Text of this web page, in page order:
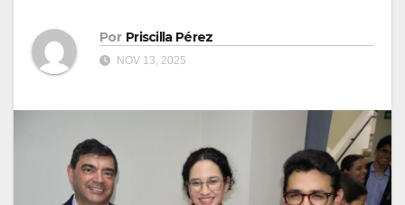
Por Priscilla Pérez
NOV 13, 2025